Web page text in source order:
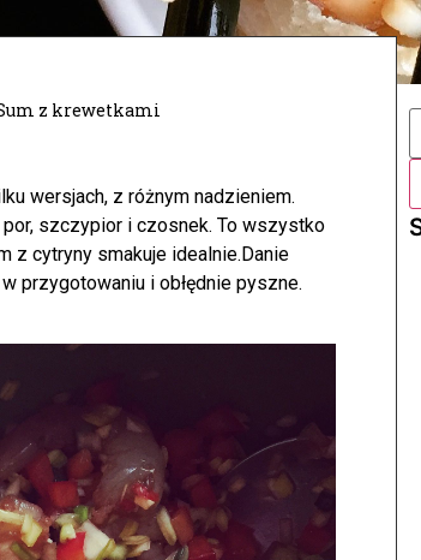
z krewetkami
wersjach, z różnym nadzieniem.
por, szczypior i czosnek. To wszystko
z cytryny smakuje idealnie.Danie
przygotowaniu i obłędnie pyszne.